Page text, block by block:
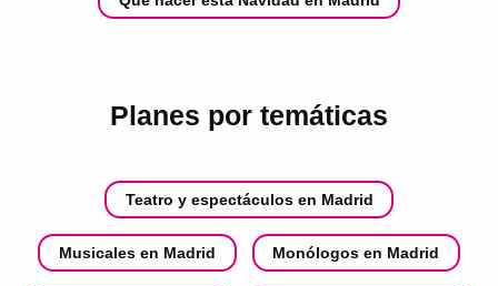
Planes por temáticas
Teatro y espectáculos en Madrid
Musicales en Madrid Monólogos en Madrid